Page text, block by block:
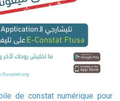
de constat numérique pour